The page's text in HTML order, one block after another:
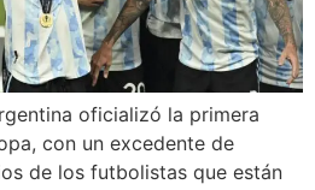
oficializó la primera
con un excedente de
de los futbolistas que están